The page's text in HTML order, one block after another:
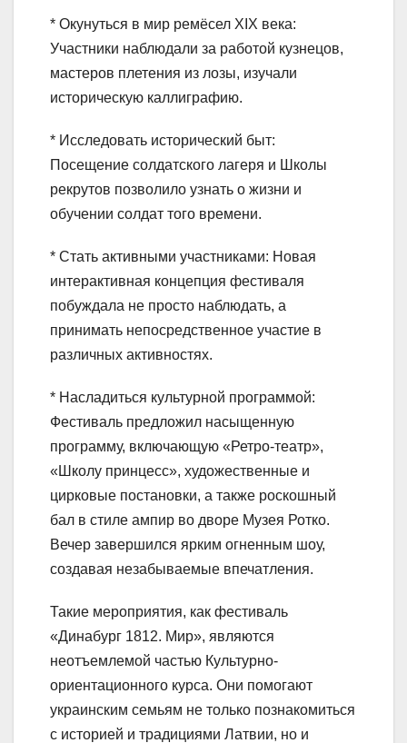
* Окунуться в мир ремёсел XIX века:
Участники наблюдали за работой кузнецов,
мастеров плетения из лозы, изучали
историческую каллиграфию.
* Исследовать исторический быт:
Посещение солдатского лагеря и Школы
рекрутов позволило узнать о жизни и
обучении солдат того времени.
* Стать активными участниками: Новая
интерактивная концепция фестиваля
побуждала не просто наблюдать, а
принимать непосредственное участие в
различных активностях.
* Насладиться культурной программой:
Фестиваль предложил насыщенную
программу, включающую «Ретро-театр»,
«Школу принцесс», художественные и
цирковые постановки, а также роскошный
бал в стиле ампир во дворе Музея Ротко.
Вечер завершился ярким огненным шоу,
создавая незабываемые впечатления.
Такие мероприятия, как фестиваль
«Динабург 1812. Мир», являются
неотъемлемой частью Культурно-
ориентационного курса. Они помогают
украинским семьям не только познакомиться
с историей и традициями Латвии, но и